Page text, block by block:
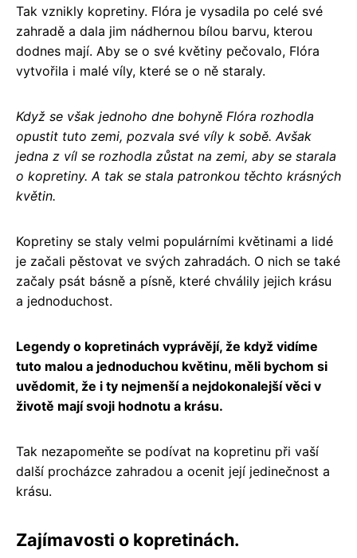
Tak vznikly kopretiny. Flóra je vysadila po celé své
zahradě a dala jim nádhernou bílou barvu, kterou
dodnes mají. Aby se o své květiny pečovalo, Flóra
vytvořila i malé víly, které se o ně staraly.
Když se však jednoho dne bohyně Flóra rozhodla
opustit tuto zemi, pozvala své víly k sobě. Avšak
jedna z víl se rozhodla zůstat na zemi, aby se starala
o kopretiny. A tak se stala patronkou těchto krásných
květin.
Kopretiny se staly velmi populárními květinami a lidé
je začali pěstovat ve svých zahradách. O nich se také
začaly psát básně a písně, které chválily jejich krásu
a jednoduchost.
Legendy o kopretinách vyprávějí, že když vidíme
tuto malou a jednoduchou květinu, měli bychom si
uvědomit, že i ty nejmenší a nejdokonalejší věci v
životě mají svoji hodnotu a krásu.
Tak nezapomeňte se podívat na kopretinu při vaší
další procházce zahradou a ocenit její jedinečnost a
krásu.
Zajímavosti o kopretinách.